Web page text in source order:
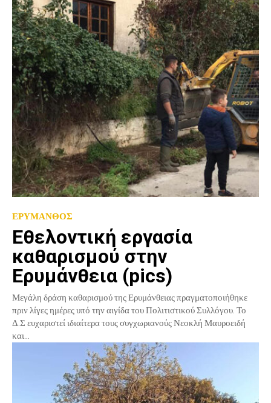
ΕΡΥΜΑΝΘΟΣ
Εθελοντική εργασία
καθαρισμού στην
Ερυμάνθεια (pics)
Μεγάλη δράση καθαρισμού της Ερυμάνθειας πραγματοποιήθηκε
πριν λίγες ημέρες υπό την αιγίδα του Πολιτιστικού Συλλόγου. Το
Δ.Σ ευχαριστεί ιδιαίτερα τους συγχωριανούς Νεοκλή Μαυροειδή
και...